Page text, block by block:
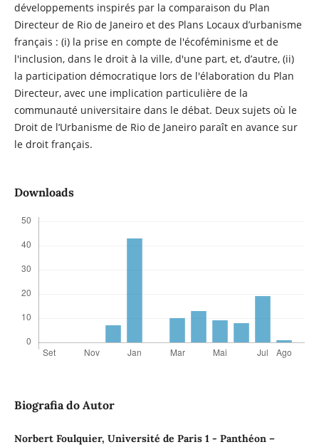
développements inspirés par la comparaison du Plan
Directeur de Rio de Janeiro et des Plans Locaux d’urbanisme
français : (i) la prise en compte de l'écoféminisme et de
l'inclusion, dans le droit à la ville, d'une part, et, d’autre, (ii)
la participation démocratique lors de l'élaboration du Plan
Directeur, avec une implication particulière de la
communauté universitaire dans le débat. Deux sujets où le
Droit de l’Urbanisme de Rio de Janeiro paraît en avance sur
le droit français.
Downloads
Biografia do Autor
Norbert Foulquier, Université de Paris 1 - Panthéon –